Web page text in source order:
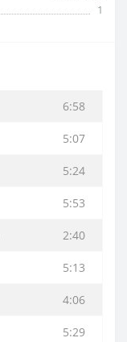
1
6:58
5:07
5:24
5:53
2:40
5:13
4:06
5:29